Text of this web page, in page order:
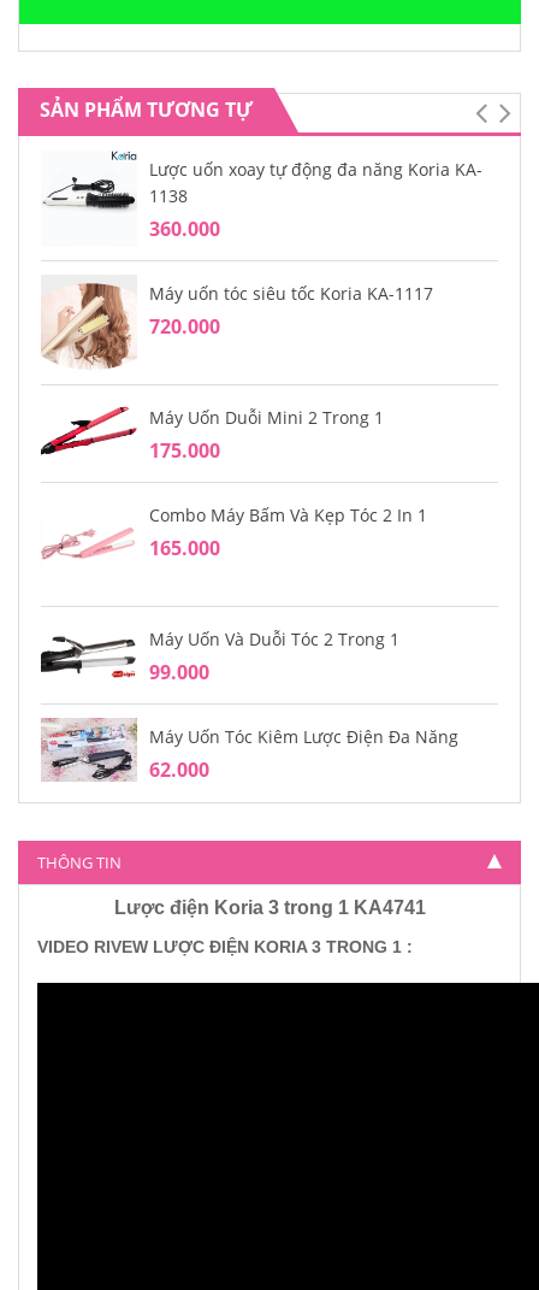
SẢN PHẨM TƯƠNG TỰ
Lược uốn xoay tự động đa năng Koria KA-
1138
360.000
Máy uốn tóc siêu tốc Koria KA-1117
720.000
Máy Uốn Duỗi Mini 2 Trong 1
175.000
Combo Máy Bấm Và Kẹp Tóc 2 In 1
165.000
Máy Uốn Và Duỗi Tóc 2 Trong 1
99.000
Máy Uốn Tóc Kiêm Lược Điện Đa Năng
62.000
THÔNG TIN
Lược điện Koria 3 trong 1 KA4741
VIDEO RIVEW LƯỢC ĐIỆN KORIA 3 TRONG 1 :